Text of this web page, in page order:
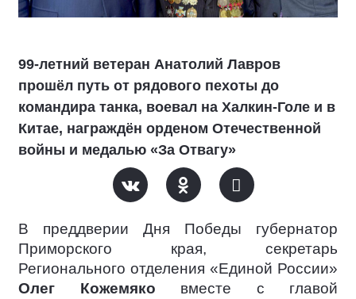
99-летний ветеран Анатолий Лавров
прошёл путь от рядового пехоты до
командира танка, воевал на Халкин-Голе и в
Китае, награждён орденом Отечественной
войны и медалью «За Отвагу»
В преддверии Дня Победы губернатор
Приморского края, секретарь
Регионального отделения «Единой России»
Олег Кожемяко вместе с главой